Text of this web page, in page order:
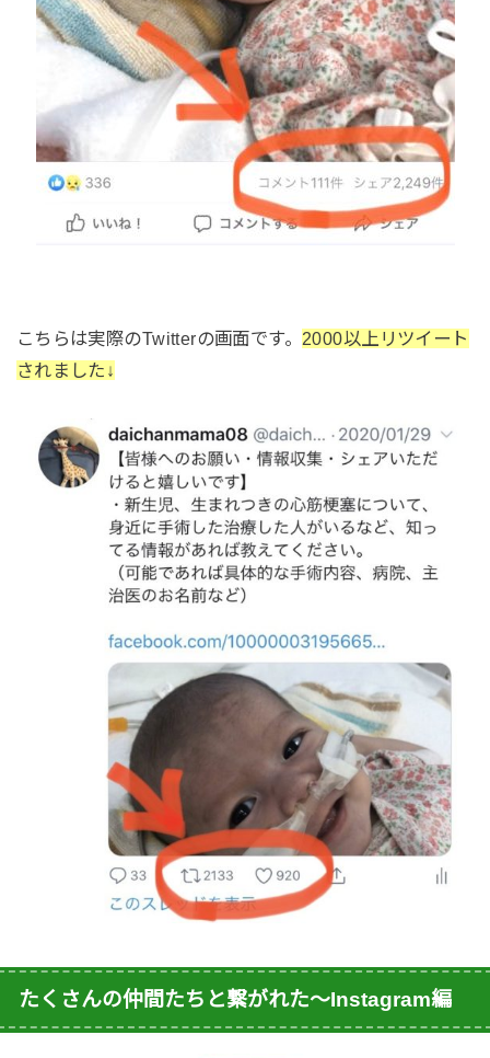
こちらは実際のTwitterの画面です。 2000以上リツイート
されました↓
たくさんの仲間たちと繋がれた〜Instagram編